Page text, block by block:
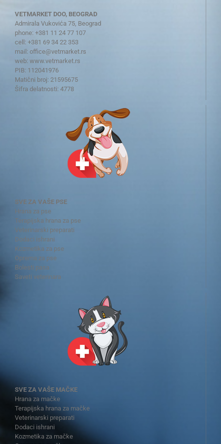
VETMARKET DOO, BEOGRAD
Admirala Vukovića 75, Beograd
phone: +381 11 24 77 107
cell: +381 69 34 22 353
mail: office@vetmarket.rs
web: www.vetmarket.rs
PIB: 112041976
Matični broj: 21595675
Šifra delatnosti: 4778
SVE ZA VAŠE PSE
Hrana za pse
Terapijska hrana za pse
Veterinarski preparati
Dodaci ishrani
Kozmetika za pse
Oprema za pse
Bolesti pasa
Saveti veterinara
SVE ZA VAŠE MAČKE
Hrana za mačke
Terapijska hrana za mačke
Veterinarski preparati
Dodaci ishrani
Kozmetika za mačke